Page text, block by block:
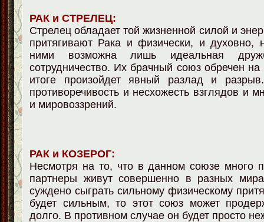
РАК и СТРЕЛЕЦ:
Стрелец обладает той жизненной силой и
притягивают Рака и физически, и
ними возможна лишь идеальная
сотрудничество. Их брачный союз обречен на
итоге произойдет явный разлад и
противоречивость и несхожесть взглядов и
и мировоззрений.
РАК и КОЗЕРОГ:
Несмотря на то, что в данном союзе много
партнеры живут совершенно в разных
суждено сыграть сильному физическому
будет сильным, то этот союз может
долго. В противном случае он будет просто